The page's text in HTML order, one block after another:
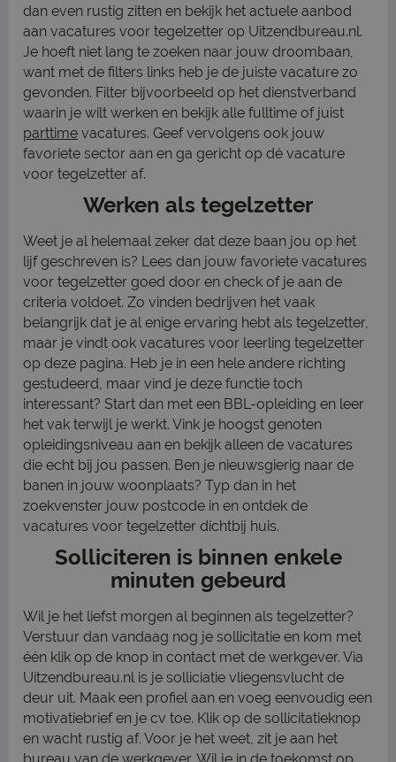
dan even rustig zitten en bekijk het actuele aanbod
aan vacatures voor tegelzetter op Uitzendbureau.nl.
Je hoeft niet lang te zoeken naar jouw droombaan,
want met de filters links heb je de juiste vacature zo
gevonden. Filter bijvoorbeeld op het dienstverband
waarin je wilt werken en bekijk alle fulltime of juist
parttime vacatures. Geef vervolgens ook jouw
favoriete sector aan en ga gericht op dé vacature
voor tegelzetter af.
Werken als tegelzetter
Weet je al helemaal zeker dat deze baan jou op het
lijf geschreven is? Lees dan jouw favoriete vacatures
voor tegelzetter goed door en check of je aan de
criteria voldoet. Zo vinden bedrijven het vaak
belangrijk dat je al enige ervaring hebt als tegelzetter,
maar je vindt ook vacatures voor leerling tegelzetter
op deze pagina. Heb je in een hele andere richting
gestudeerd, maar vind je deze functie toch
interessant? Start dan met een BBL-opleiding en leer
het vak terwijl je werkt. Vink je hoogst genoten
opleidingsniveau aan en bekijk alleen de vacatures
die echt bij jou passen. Ben je nieuwsgierig naar de
banen in jouw woonplaats? Typ dan in het
zoekvenster jouw postcode in en ontdek de
vacatures voor tegelzetter dichtbij huis.
Solliciteren is binnen enkele
minuten gebeurd
Wil je het liefst morgen al beginnen als tegelzetter?
Verstuur dan vandaag nog je sollicitatie en kom met
één klik op de knop in contact met de werkgever. Via
Uitzendbureau.nl is je solliciatie vliegensvlucht de
deur uit. Maak een profiel aan en voeg eenvoudig een
motivatiebrief en je cv toe. Klik op de sollicitatieknop
en wacht rustig af. Voor je het weet, zit je aan het